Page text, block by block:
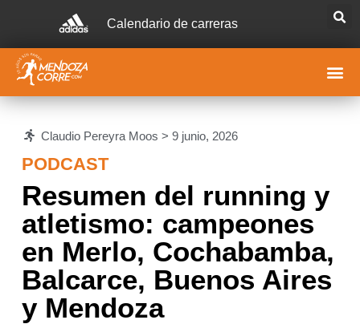
Calendario de carreras
Claudio Pereyra Moos > 9 junio, 2026
PODCAST
Resumen del running y
atletismo: campeones
en Merlo, Cochabamba,
Balcarce, Buenos Aires
y Mendoza